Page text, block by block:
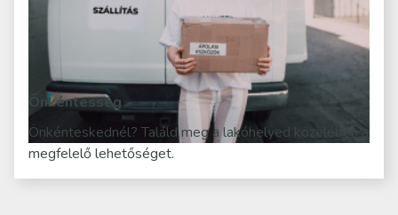
Önkéntesség
Önkénteskednél? Találd meg a lakóhelyed közelében a
megfelelő lehetőséget.